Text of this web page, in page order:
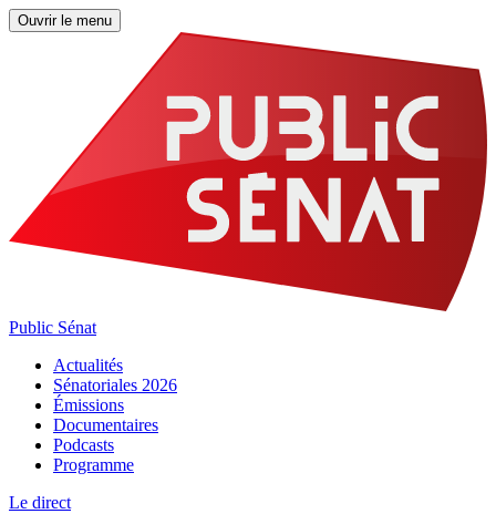
Ouvrir le menu
Public Sénat
Actualités
Sénatoriales 2026
Émissions
Documentaires
Podcasts
Programme
Le direct